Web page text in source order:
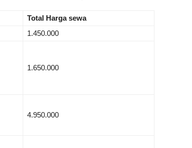
Total Harga sewa
1.450.000
1.650.000
4.950.000